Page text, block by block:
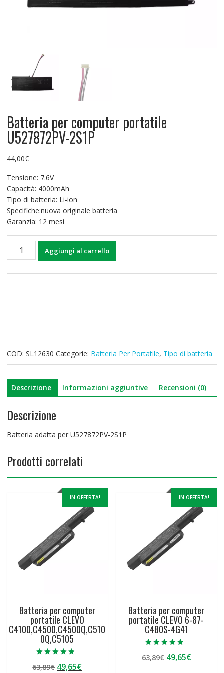
Batteria per computer portatile
U527872PV-2S1P
44,00€
Tensione: 7.6V
Capacità: 4000mAh
Tipo di batteria: Li-ion
Specifiche:nuova originale batteria
Garanzia: 12 mesi
Batteria
Aggiungi al carrello
COD: SL12630 Categorie: Batteria Per Portatile, Tipo di batteria
Descrizione Informazioni aggiuntive Recensioni (0)
Descrizione
Batteria adatta per U527872PV-2S1P
Prodotti correlati
IN OFFERTA!
Batteria per computer
portatile CLEVO
C4100,C4500,C4500Q,C510
0Q,C5105
4.50
63,89€ Il
49,65€Il
IN OFFERTA!
Batteria per computer
portatile CLEVO 6-87-
C480S-4G41
4.50
su 5
63,89€ Il
49,65€Il